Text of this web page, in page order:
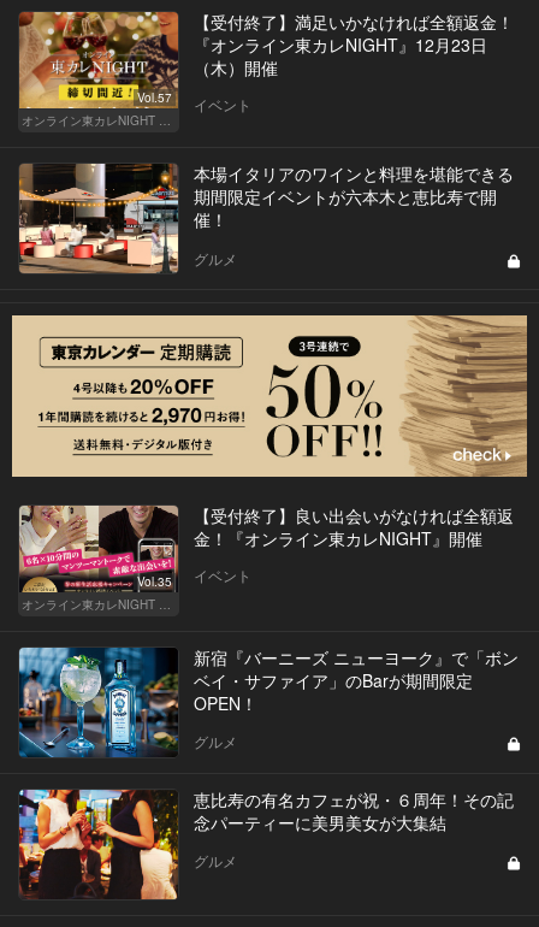
Vol.57
オンライン東カレNIGHT イベント募集
【受付終了】満足いかなければ全額返金！
『オンライン東カレNIGHT』12月23日
（木）開催
イベント
本場イタリアのワインと料理を堪能できる
期間限定イベントが六本木と恵比寿で開
催！
グルメ
Vol.35
オンライン東カレNIGHT イベント募集
【受付終了】良い出会いがなければ全額返
金！『オンライン東カレNIGHT』開催
イベント
新宿『バーニーズ ニューヨーク』で「ボン
ベイ・サファイア」のBarが期間限定
OPEN！
グルメ
恵比寿の有名カフェが祝・６周年！その記
念パーティーに美男美女が大集結
グルメ